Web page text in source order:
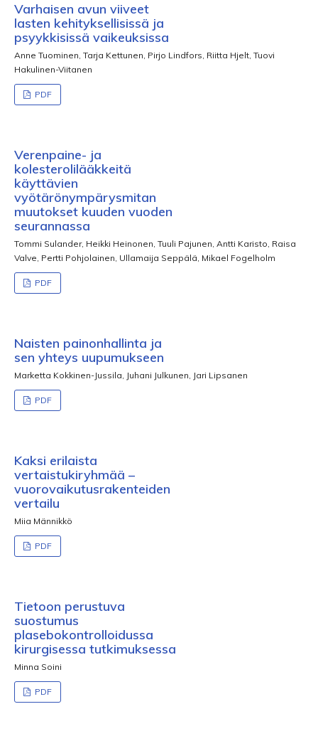
Varhaisen avun viiveet
lasten kehityksellisissä ja
psyykkisissä vaikeuksissa
Anne Tuominen, Tarja Kettunen, Pirjo Lindfors, Riitta Hjelt, Tuovi
Hakulinen-Viitanen
PDF
Verenpaine- ja
kolesterolilääkkeitä
käyttävien
vyötärönympärysmitan
muutokset kuuden vuoden
seurannassa
Tommi Sulander, Heikki Heinonen, Tuuli Pajunen, Antti Karisto, Raisa
Valve, Pertti Pohjolainen, Ullamaija Seppälä, Mikael Fogelholm
PDF
Naisten painonhallinta ja
sen yhteys uupumukseen
Marketta Kokkinen-Jussila, Juhani Julkunen, Jari Lipsanen
PDF
Kaksi erilaista
vertaistukiryhmää –
vuorovaikutusrakenteiden
vertailu
Miia Männikkö
PDF
Tietoon perustuva
suostumus
plasebokontrolloidussa
kirurgisessa tutkimuksessa
Minna Soini
PDF